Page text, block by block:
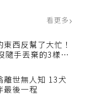
東西反幫了大忙！
隨手丟棄的3樣物
離世無人知 13犬
最後一程